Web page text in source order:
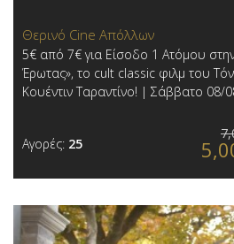
Θερινό Cine Απόλλων
5€ από 7€ για Είσοδο 1 Ατόμου στην
Έρωτας», το cult classic φιλμ του
Κουέντιν Ταραντίνο! | Σάββατο 08/
Αγορές: 25